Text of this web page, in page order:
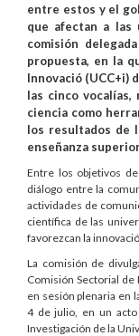
entre estos y el
que afectan a las
comisión
propuesta, en la
Innovació (UCC+i)
las cinco
ciencia como
los resultados de
enseñanza
Entre los objetivos
diálogo entre la
actividades de
científica de las
favorezcan la
La comisión de
Comisión Sectorial de
en sesión plenaria en
4 de julio, en un
Investigación de la